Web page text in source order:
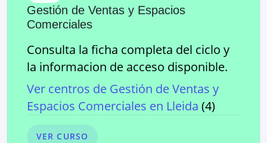
Gestión de Ventas y Espacios
Comerciales
Consulta la ficha completa del ciclo y
la informacion de acceso disponible.
Ver centros de Gestión de Ventas y
Espacios Comerciales en Lleida (4)
VER CURSO